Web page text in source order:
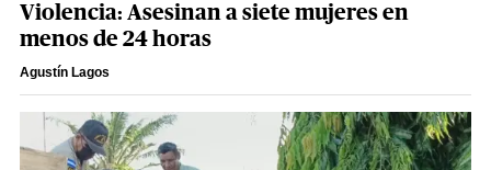
Violencia: Asesinan a siete mujeres en
menos de 24 horas
Agustín Lagos